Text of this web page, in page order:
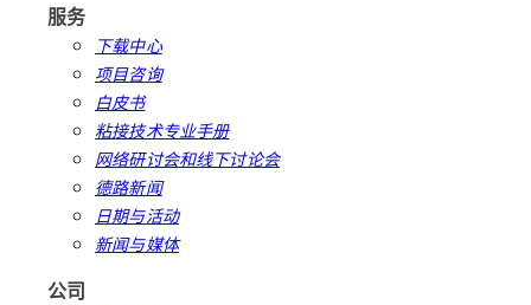
服务
下载中心
项目咨询
白皮书
粘接技术专业手册
网络研讨会和线下讨论会
德路新闻
日期与活动
新闻与媒体
公司